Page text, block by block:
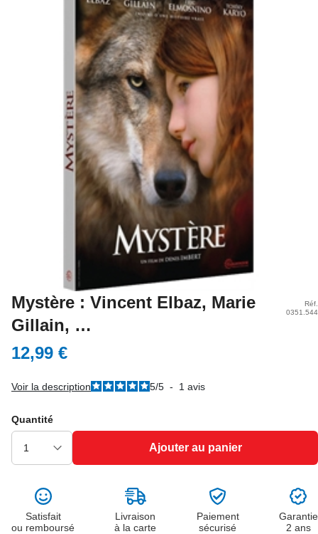
Mystère : Vincent Elbaz, Marie
Gillain, …
Réf.
0351.544
12,99 €
Voir la description 5/5 - 1 avis
Quantité
Ajouter au panier
Satisfait
ou remboursé
Livraison
à la carte
Paiement
sécurisé
Garantie
2 ans